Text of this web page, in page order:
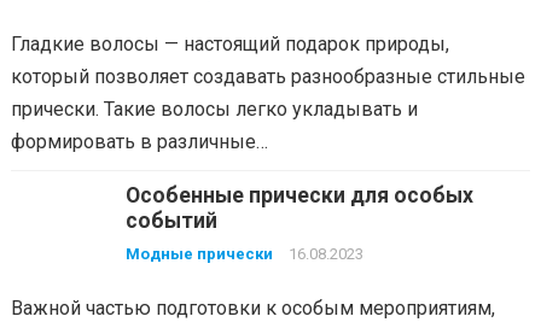
Гладкие волосы — настоящий подарок природы,
который позволяет создавать разнообразные стильные
прически. Такие волосы легко укладывать и
формировать в различные…
Особенные прически для особых
событий
Модные прически 16.08.2023
Важной частью подготовки к особым мероприятиям,